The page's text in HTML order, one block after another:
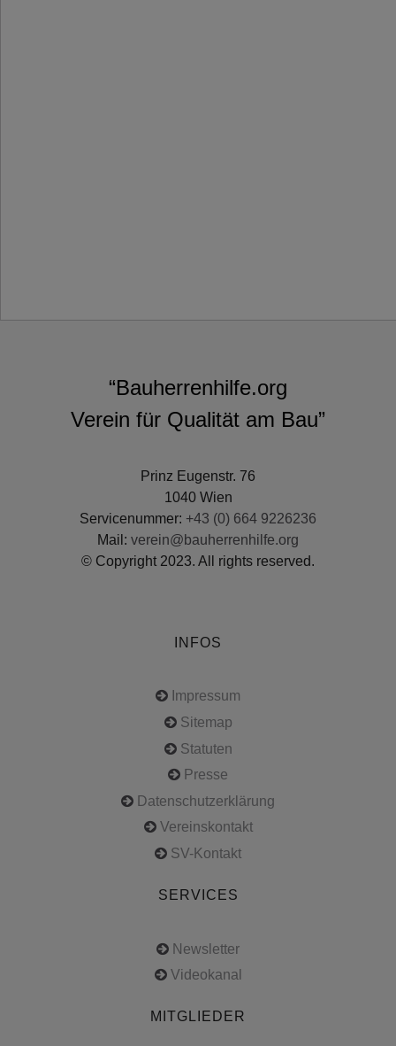
“Bauherrenhilfe.org
Verein für Qualität am Bau”
Prinz Eugenstr. 76
1040 Wien
Servicenummer: +43 (0) 664 9226236
Mail: verein@bauherrenhilfe.org
© Copyright 2023. All rights reserved.
INFOS
Impressum
Sitemap
Statuten
Presse
Datenschutzerklärung
Vereinskontakt
SV-Kontakt
SERVICES
Newsletter
Videokanal
MITGLIEDER